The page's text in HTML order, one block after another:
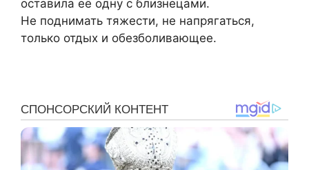
оставила её одну с близнецами.
Не поднимать тяжести, не напрягаться,
только отдых и обезболивающее.